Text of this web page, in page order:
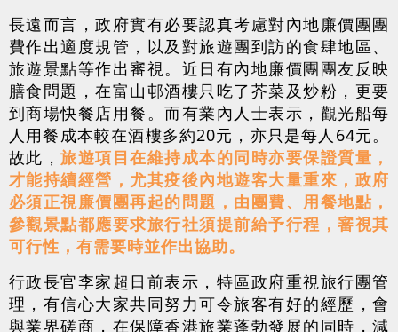
長遠而言，政府實有必要認真考慮對內地廉價團團
費作出適度規管，以及對旅遊團到訪的食肆地區、
旅遊景點等作出審視。近日有內地廉價團團友反映
膳食問題，在富山邨酒樓只吃了芥菜及炒粉，更要
到商場快餐店用餐。而有業內人士表示，觀光船每
人用餐成本較在酒樓多約20元，亦只是每人64元。
故此，旅遊項目在維持成本的同時亦要保證質量，
才能持續經營，尤其疫後內地遊客大量重來，政府
必須正視廉價團再起的問題，由團費、用餐地點，
參觀景點都應要求旅行社須提前給予行程，審視其
可行性，有需要時並作出協助。
行政長官李家超日前表示，特區政府重視旅行團管
理，有信心大家共同努力可令旅客有好的經歷，會
與業界磋商，在保障香港旅業蓬勃發展的同時，減